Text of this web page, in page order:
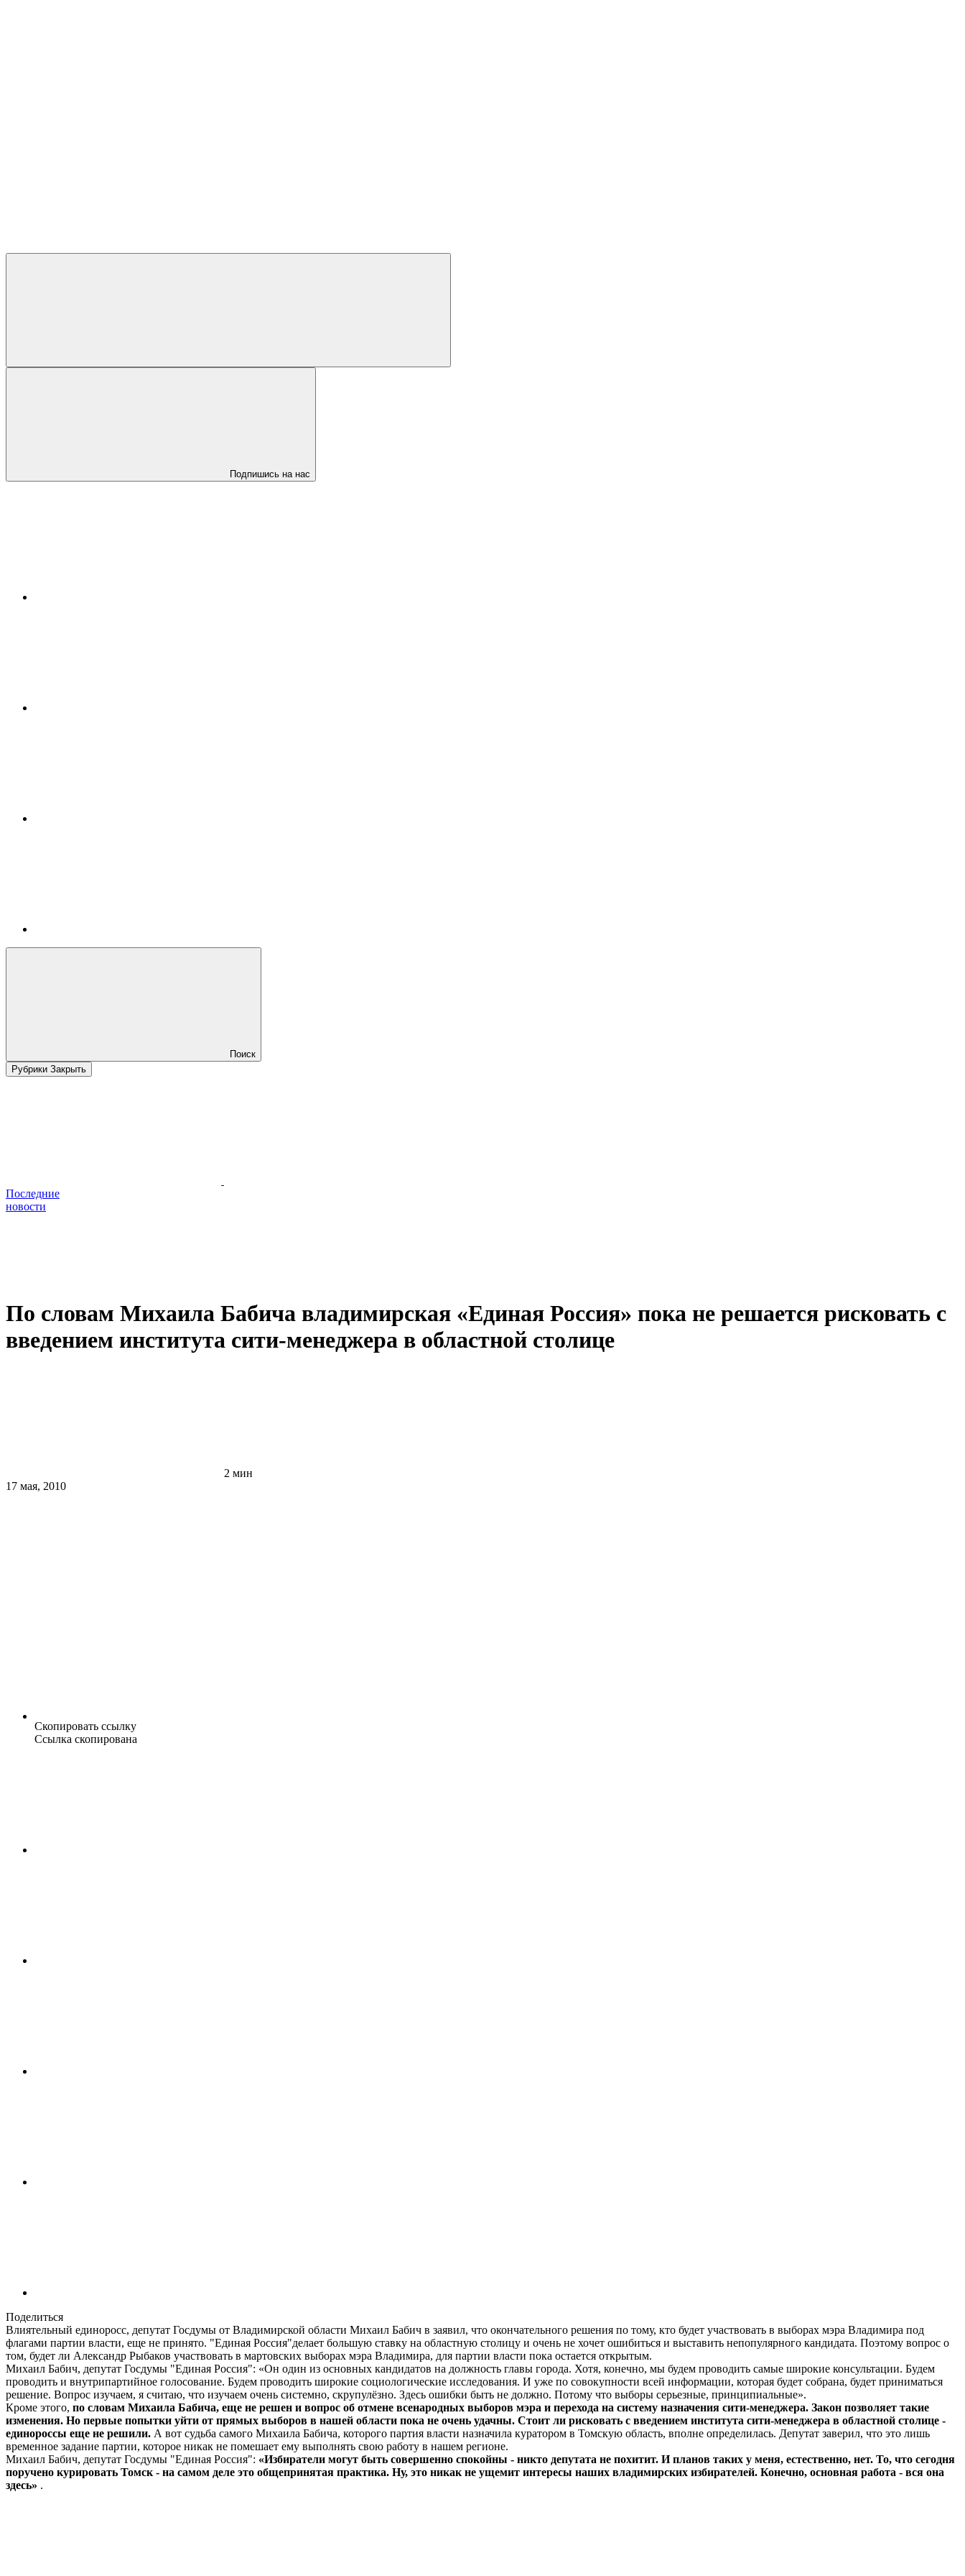
Подпишись на нас
Поиск
Рубрики Закрыть
Последние
новости
По словам Михаила Бабича владимирская «Единая Россия» пока не решается рисковать с
введением института сити-менеджера в областной столице
2 мин
17 мая, 2010
Скопировать ссылку
Ссылка скопирована
Поделиться
Влиятельный единоросс, депутат Госдумы от Владимирской области Михаил Бабич в заявил, что окончательного решения по тому, кто будет участвовать в выборах мэра Владимира под
флагами партии власти, еще не принято. "Единая Россия"делает большую ставку на областную столицу и очень не хочет ошибиться и выставить непопулярного кандидата. Поэтому вопрос о
том, будет ли Александр Рыбаков участвовать в мартовских выборах мэра Владимира, для партии власти пока остается открытым.
Михаил Бабич, депутат Госдумы "Единая Россия": «Он один из основных кандидатов на должность главы города. Хотя, конечно, мы будем проводить самые широкие консультации. Будем
проводить и внутрипартийное голосование. Будем проводить широкие социологические исследования. И уже по совокупности всей информации, которая будет собрана, будет приниматься
решение. Вопрос изучаем, я считаю, что изучаем очень системно, скрупулёзно. Здесь ошибки быть не должно. Потому что выборы серьезные, принципиальные».
Кроме этого, по словам Михаила Бабича, еще не решен и вопрос об отмене всенародных выборов мэра и перехода на систему назначения сити-менеджера. Закон позволяет такие
изменения. Но первые попытки уйти от прямых выборов в нашей области пока не очень удачны. Стоит ли рисковать с введением института сити-менеджера в областной столице -
единороссы еще не решили. А вот судьба самого Михаила Бабича, которого партия власти назначила куратором в Томскую область, вполне определилась. Депутат заверил, что это лишь
временное задание партии, которое никак не помешает ему выполнять свою работу в нашем регионе.
Михаил Бабич, депутат Госдумы "Единая Россия": «Избиратели могут быть совершенно спокойны - никто депутата не похитит. И планов таких у меня, естественно, нет. То, что сегодня
поручено курировать Томск - на самом деле это общепринятая практика. Ну, это никак не ущемит интересы наших владимирских избирателей. Конечно, основная работа - вся она
здесь» .